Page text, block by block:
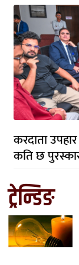
करदाता
कति छ
ट्रेन्डिङ